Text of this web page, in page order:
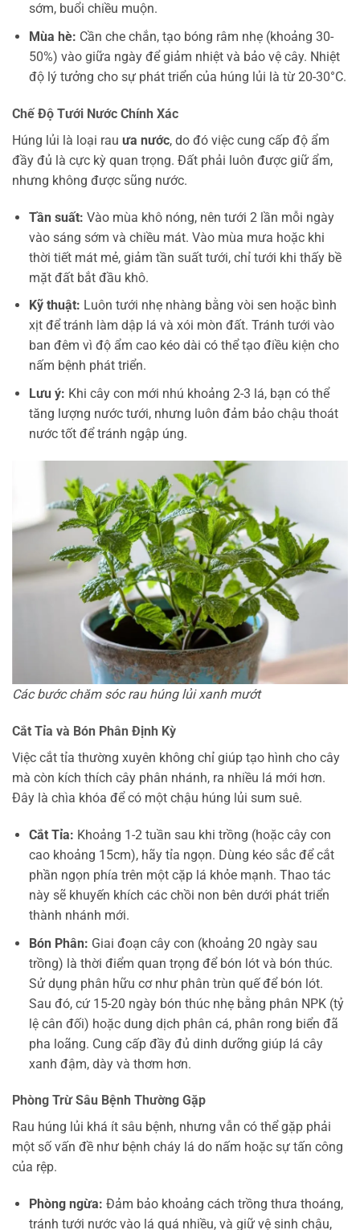
sớm, buổi chiều muộn.
Mùa hè: Cần che chắn, tạo bóng râm nhẹ (khoảng 30-
50%) vào giữa ngày để giảm nhiệt và bảo vệ cây. Nhiệt
độ lý tưởng cho sự phát triển của húng lủi là từ 20-30°C.
Chế Độ Tưới Nước Chính Xác
Húng lủi là loại rau ưa nước, do đó việc cung cấp độ ẩm
đầy đủ là cực kỳ quan trọng. Đất phải luôn được giữ ẩm,
nhưng không được sũng nước.
Tần suất: Vào mùa khô nóng, nên tưới 2 lần mỗi ngày
vào sáng sớm và chiều mát. Vào mùa mưa hoặc khi
thời tiết mát mẻ, giảm tần suất tưới, chỉ tưới khi thấy bề
mặt đất bắt đầu khô.
Kỹ thuật: Luôn tưới nhẹ nhàng bằng vòi sen hoặc bình
xịt để tránh làm dập lá và xói mòn đất. Tránh tưới vào
ban đêm vì độ ẩm cao kéo dài có thể tạo điều kiện cho
nấm bệnh phát triển.
Lưu ý: Khi cây con mới nhú khoảng 2-3 lá, bạn có thể
tăng lượng nước tưới, nhưng luôn đảm bảo chậu thoát
nước tốt để tránh ngập úng.
Các bước chăm sóc rau húng lủi xanh mướt
Cắt Tỉa và Bón Phân Định Kỳ
Việc cắt tỉa thường xuyên không chỉ giúp tạo hình cho cây
mà còn kích thích cây phân nhánh, ra nhiều lá mới hơn.
Đây là chìa khóa để có một chậu húng lủi sum suê.
Cắt Tỉa: Khoảng 1-2 tuần sau khi trồng (hoặc cây con
cao khoảng 15cm), hãy tỉa ngọn. Dùng kéo sắc để cắt
phần ngọn phía trên một cặp lá khỏe mạnh. Thao tác
này sẽ khuyến khích các chồi non bên dưới phát triển
thành nhánh mới.
Bón Phân: Giai đoạn cây con (khoảng 20 ngày sau
trồng) là thời điểm quan trọng để bón lót và bón thúc.
Sử dụng phân hữu cơ như phân trùn quế để bón lót.
Sau đó, cứ 15-20 ngày bón thúc nhẹ bằng phân NPK (tỷ
lệ cân đối) hoặc dung dịch phân cá, phân rong biển đã
pha loãng. Cung cấp đầy đủ dinh dưỡng giúp lá cây
xanh đậm, dày và thơm hơn.
Phòng Trừ Sâu Bệnh Thường Gặp
Rau húng lủi khá ít sâu bệnh, nhưng vẫn có thể gặp phải
một số vấn đề như bệnh cháy lá do nấm hoặc sự tấn công
của rệp.
Phòng ngừa: Đảm bảo khoảng cách trồng thưa thoáng,
tránh tưới nước vào lá quá nhiều, và giữ vệ sinh chậu,